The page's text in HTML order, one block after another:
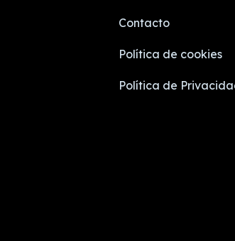
Contacto
Política de cookies
Política de